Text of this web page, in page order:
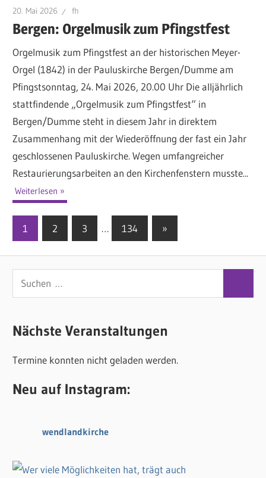
20. Mai 2026 fh
Bergen: Orgelmusik zum Pfingstfest
Orgelmusik zum Pfingstfest an der historischen Meyer-
Orgel (1842) in der Pauluskirche Bergen/Dumme am
Pfingstsonntag, 24. Mai 2026, 20.00 Uhr Die alljährlich
stattfindende „Orgelmusik zum Pfingstfest“ in
Bergen/Dumme steht in diesem Jahr in direktem
Zusammenhang mit der Wiederöffnung der fast ein Jahr
geschlossenen Pauluskirche. Wegen umfangreicher
Restaurierungsarbeiten an den Kirchenfenstern musste...
Weiterlesen
Seitennummerierung
der
Beiträge
1 2 3 … 134
Nächste
»
u
h
n
n
a
Nächste Veranstaltungen
Termine konnten nicht geladen werden.
Neu auf Instagram:
wendlandkirche